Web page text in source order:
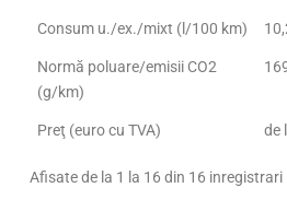
Consum u./ex./mixt (l/100 km)
Normă poluare/emisii CO2
(g/km)
Preţ (euro cu TVA) de
Afisate de la 1 la 16 din 16 inregistrari